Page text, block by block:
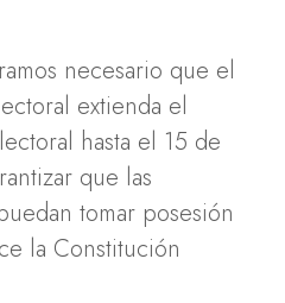
necesario que el
extienda el
hasta el 15 de
que las
tomar posesión
la Constitución